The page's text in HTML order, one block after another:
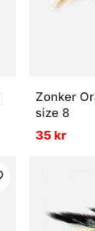
Zonker
size 8
35 kr